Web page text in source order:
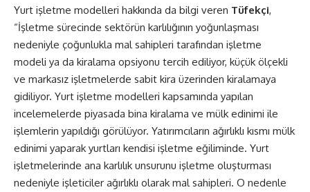
Yurt işletme modelleri hakkında da bilgi veren Tüfekçi,
“İşletme sürecinde sektörün karlılığının yoğunlaşması
nedeniyle çoğunlukla mal sahipleri tarafından işletme
modeli ya da kiralama opsiyonu tercih ediliyor, küçük ölçekli
ve markasız işletmelerde sabit kira üzerinden kiralamaya
gidiliyor. Yurt işletme modelleri kapsamında yapılan
incelemelerde piyasada bina kiralama ve mülk edinimi ile
işlemlerin yapıldığı görülüyor. Yatırımcıların ağırlıklı kısmı mülk
edinimi yaparak yurtları kendisi işletme eğiliminde. Yurt
işletmelerinde ana karlılık unsurunu işletme oluşturması
nedeniyle işleticiler ağırlıklı olarak mal sahipleri. O nedenle